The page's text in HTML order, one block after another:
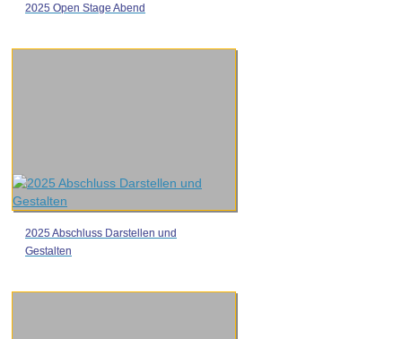
2025 Open Stage Abend
2025 Abschluss Darstellen und
Gestalten